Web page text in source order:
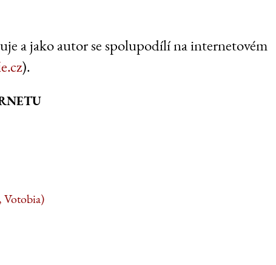
a jako autor se spolupodílí na internetovém
).